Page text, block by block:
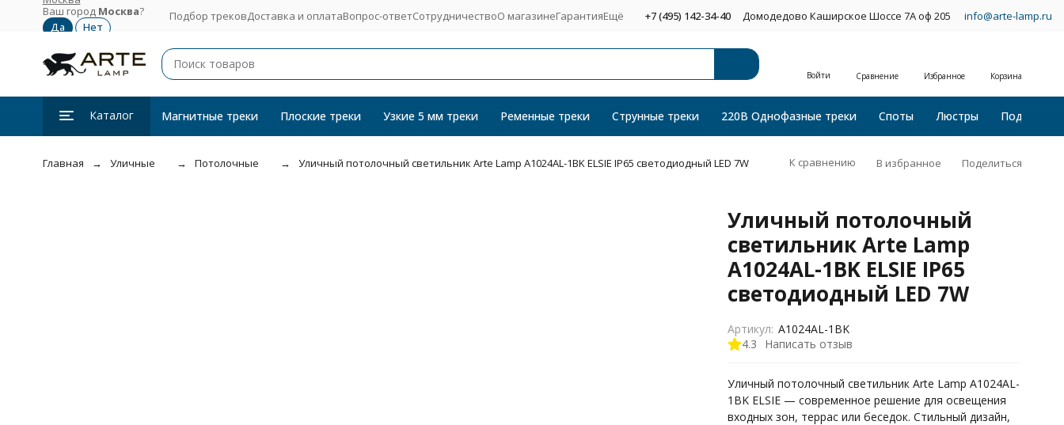
Ваш город Москва? Подбор трековДоставка и оплатаВопрос-ответСотрудничествоО магазинеГарантияЕщё +7 (495) 142-34-40 Домодедово Каширское Шоссе 7А оф 205 info@arte-lamp.ru
Войти Сравнение Избранное Корзина
Каталог Магнитные треки Плоские треки Узкие 5 мм треки Ременные треки Струнные треки 220В Однофазные треки Споты Люстры Подвесные
Главная Уличные Потолочные Уличный потолочный светильник Arte Lamp A1024AL-1BK ELSIE IP65 светодиодный LED 7W К сравнению В избранное Поделиться
Уличный потолочный
светильник Arte Lamp
A1024AL-1BK ELSIE IP65
светодиодный LED 7W
4.3 Написать отзыв
Артикул: A1024AL-1BK
Уличный потолочный светильник Arte Lamp A1024AL-
1BK ELSIE — современное решение для освещения
входных зон, террас или беседок. Стильный дизайн,